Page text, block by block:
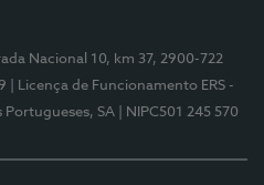
Nacional 10, km 37, 2900-722
| Licença de Funcionamento ERS -
Portugueses, SA | NIPC501 245 570